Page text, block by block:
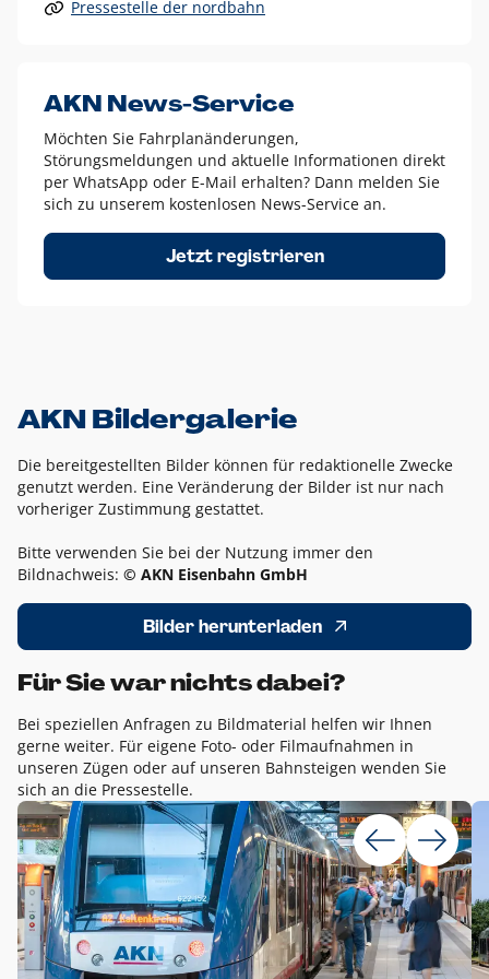
Alle anderen Logo-Varianten dürfen nur in Ausnahmefällen
Diese Ausnahmen sind zum Beispiel:
dem AKN Blau,
weißes Logo auf Fotohintergründen,
schwarzes Logo für reine Schwarz-Weiß-Umsetzungen
Um das Logo herum muss ein Schutzraum von jeweils einer
Höhe bzw. Breite des N aus AKN in alle Richtungen
Pressestelle der nordbahn
AKN News-Service
Möchten Sie Fahrplanänderungen,
Störungsmeldungen und aktuelle Informationen direkt
per WhatsApp oder E-Mail erhalten? Dann melden Sie
sich zu unserem kostenlosen News-Service an.
Jetzt registrieren
AKN Bildergalerie
Die bereitgestellten Bilder können für redaktionelle Zwecke
genutzt werden. Eine Veränderung der Bilder ist nur nach
vorheriger Zustimmung gestattet.
Bitte verwenden Sie bei der Nutzung immer den
Bildnachweis: © AKN Eisenbahn GmbH
Bilder herunterladen
Für Sie war nichts dabei?
Bei speziellen Anfragen zu Bildmaterial helfen wir Ihnen
gerne weiter. Für eigene Foto- oder Filmaufnahmen in
unseren Zügen oder auf unseren Bahnsteigen wenden Sie
sich an die Pressestelle.